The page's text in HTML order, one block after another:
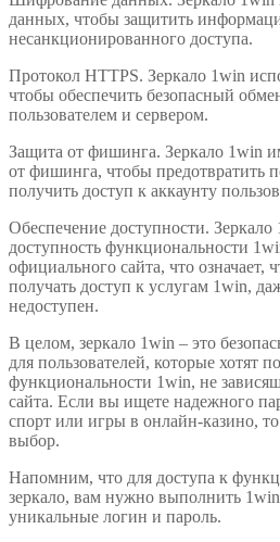
данных, чтобы защитить
несанкционированного доступа.
Протокол HTTPS. Зеркало 1win
чтобы обеспечить безопасный
пользователем и сервером.
Защита от фишинга. Зеркало 1win
от фишинга, чтобы предотвратить
получить доступ к аккаунту
Обеспечение доступности. Зеркало
доступность функциональности
официального сайта, что означает,
получать доступ к услугам 1win,
недоступен.
В целом, зеркало 1win – это
для пользователей, которые хотят
функциональности 1win, не
сайта. Если вы ищете надежного
спорт или игры в онлайн-казино,
выбор.
Напомним, что для доступа к
зеркало, вам нужно выполнить 1win
уникальные логин и пароль.